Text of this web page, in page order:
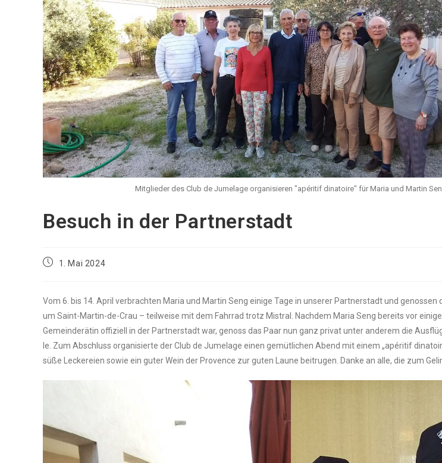
Mitglieder des Club de Jumelage organisieren "apéritif dinatoire" für Maria und Martin
Besuch in der Part­ner­stadt
Beitrag1. Mai 2024
Vom 6. bis 14. April ver­brach­ten Maria und Mar­tin Seng eini­ge Tage in unse­rer Part­ner­stadt und genos­sen
um Saint-Mar­tin-de-Crau – teil­wei­se mit dem Fahr­rad trotz Mis­tral. Nach­dem Maria Seng bereits vor
Gemein­de­rä­tin offi­zi­ell in der Part­ner­stadt war, genoss das Paar nun ganz pri­vat unter ande­rem die
le. Zum Abschluss orga­ni­sier­te der Club de Jume­la­ge einen gemüt­li­chen Abend mit einem „apé­ri­tif
süße Lecke­rei­en sowie ein guter Wein der Pro­vence zur guten Lau­ne bei­tru­gen. Dan­ke an alle, die zum